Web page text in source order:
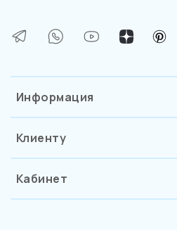
Информация
Клиенту
Кабинет